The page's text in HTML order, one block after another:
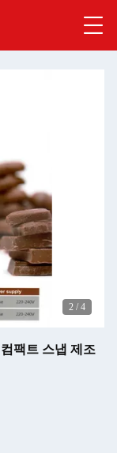
2 / 4
팩트 스냅 제조